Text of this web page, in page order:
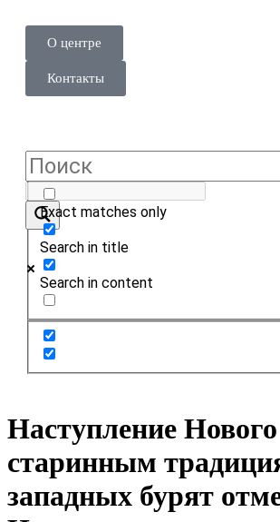
О центре
Контакты
Exact matches only
Search in title
Search in content
Наступление Нового
старинным
западных бурят